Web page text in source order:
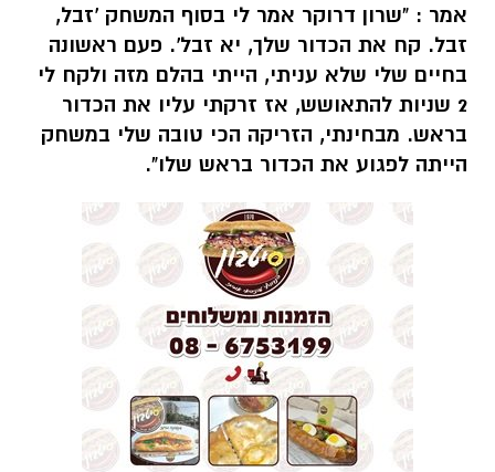
אמר : "שרון דרוקר אמר לי בסוף המשחק 'זבל,
זבל. קח את הכדור שלך, יא זבל'. פעם ראשונה
בחיים שלי שלא עניתי, הייתי בהלם מזה ולקח לי
2 שניות להתאושש, אז זרקתי עליו את הכדור
בראש. מבחינתי, הזריקה הכי טובה שלי במשחק
הייתה לפגוע את הכדור בראש שלו".